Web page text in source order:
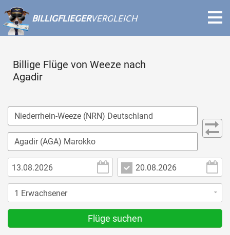
BILLIGFLIEGERVERGLEICH
Billige Flüge von Weeze nach
Agadir
Flüge suchen